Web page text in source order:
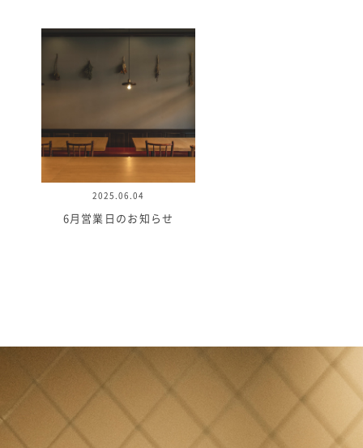
2025.06.04
6月営業日のお知らせ